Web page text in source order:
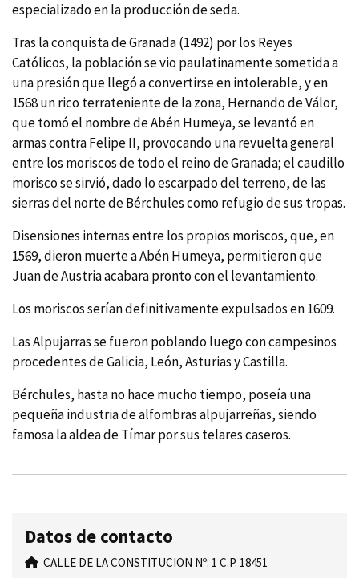
especializado en la producción de seda.
Tras la conquista de Granada (1492) por los Reyes
Católicos, la población se vio paulatinamente sometida a
una presión que llegó a convertirse en intolerable, y en
1568 un rico terrateniente de la zona, Hernando de Válor,
que tomó el nombre de Abén Humeya, se levantó en
armas contra Felipe II, provocando una revuelta general
entre los moriscos de todo el reino de Granada; el caudillo
morisco se sirvió, dado lo escarpado del terreno, de las
sierras del norte de Bérchules como refugio de sus tropas.
Disensiones internas entre los propios moriscos, que, en
1569, dieron muerte a Abén Humeya, permitieron que
Juan de Austria acabara pronto con el levantamiento.
Los moriscos serí­an definitivamente expulsados en 1609.
Las Alpujarras se fueron poblando luego con campesinos
procedentes de Galicia, León, Asturias y Castilla.
Bérchules, hasta no hace mucho tiempo, poseí­a una
pequeña industria de alfombras alpujarreñas, siendo
famosa la aldea de Tí­mar por sus telares caseros.
Datos de contacto
CALLE DE LA CONSTITUCION Nº: 1 C.P. 18451